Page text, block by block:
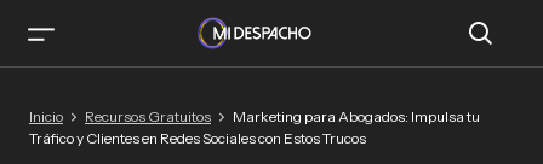
Clientes en Redes Sociales con Estos Trucos
Inicio Recursos Gratuitos
Marketing para Abogados: Impulsa tu
Tráfico y Clientes en Redes Sociales con Estos Trucos